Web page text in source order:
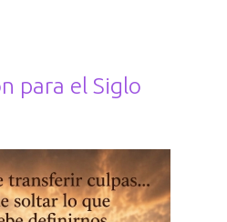
para el Siglo